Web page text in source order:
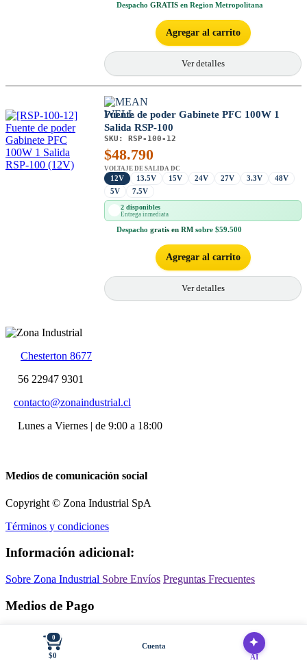
Despacho GRATIS en Region Metropolitana
Agregar al carrito
Ver detalles
Fuente de poder Gabinete PFC 100W 1
Salida RSP-100
SKU: RSP-100-12
$48.790
VOLTAJE DE SALIDA DC
12V 13.5V 15V 24V 27V 3.3V
48V
5V
7.5V
2 disponibles
Entrega inmediata
Despacho gratis en RM sobre $59.500
Agregar al carrito
Ver detalles
Chesterton 8677
56 22947 9301
contacto@zonaindustrial.cl
Lunes a Viernes | de 9:00 a 18:00
Medios de comunicación social
Copyright © Zona Industrial SpA
Términos y condiciones
Información adicional:
Sobre Zona Industrial Sobre Envíos Preguntas Frecuentes
Medios de Pago
Información adicional:
0
$0
Cuenta
AI